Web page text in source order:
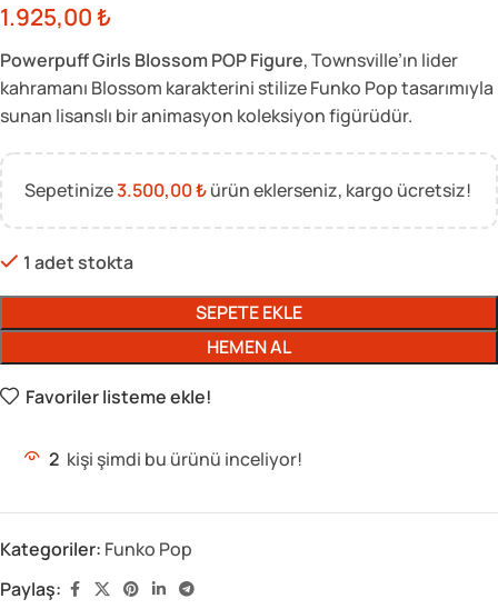
1.925,00₺
Powerpuff Girls Blossom POP Figure, Townsville’ın lider
kahramanı Blossom karakterini stilize Funko Pop tasarımıyla
sunan lisanslı bir animasyon koleksiyon figürüdür.
Sepetinize3.500,00₺ürün eklerseniz, kargo ücretsiz!
1 adet stokta
SEPETE EKLE
HEMEN AL
Favoriler listeme ekle!
2 kişi şimdi bu ürünü inceliyor!
Kategoriler: Funko Pop
Paylaş: